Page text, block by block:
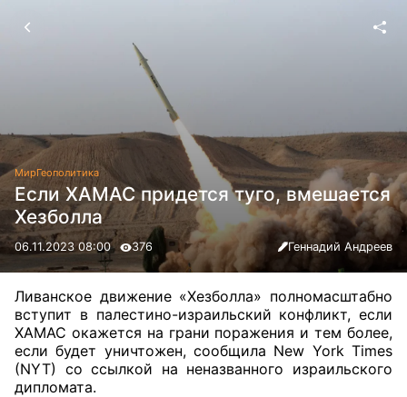
МирГеополитика
Если ХАМАС придется туго, вмешается
Хезболла
06.11.2023 08:00 376 Геннадий Андреев
Ливанское движение «Хезболла» полномасштабно
вступит в палестино-израильский конфликт, если
ХАМАС окажется на грани поражения и тем более,
если будет уничтожен, сообщила New York Times
(NYT) со ссылкой на неназванного израильского
дипломата.